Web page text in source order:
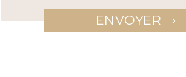
ENVOYER ›